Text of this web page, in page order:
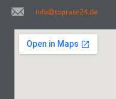
info@toprate24.de